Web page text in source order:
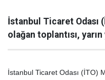
İstanbul Ticaret Odası
olağan toplantısı, yarın
İstanbul Ticaret Odası (İTO)